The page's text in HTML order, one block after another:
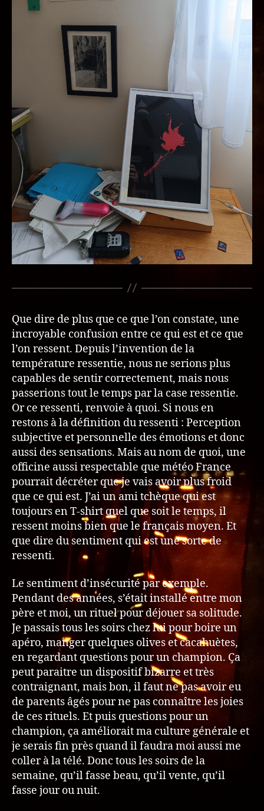
Que dire de plus que ce que l’on constate, une
incroyable confusion entre ce qui est et ce que
l’on ressent. Depuis l’invention de la
température ressentie, nous ne serions plus
capables de sentir correctement, mais nous
passerions tout le temps par la case ressentie.
Or ce ressenti, renvoie à quoi. Si nous en
restons à la définition du ressenti : Perception
subjective et personnelle des émotions et donc
aussi des sensations. Mais au nom de quoi, une
officine aussi respectable que météo France
pourrait décréter que je vais avoir plus froid
que ce qui est. J’ai un ami tchèque qui est
toujours en T-shirt quel que soit le temps, il
ressent moins bien que le français moyen. Et
que dire du sentiment qui est une sorte de
ressenti.
Le sentiment d’insécurité par exemple.
Pendant des années, s’était installé entre mon
père et moi, un rituel pour déjouer sa solitude.
Je passais tous les soirs chez lui pour boire un
apéro, manger quelques olives et cacahuètes,
en regardant questions pour un champion. Ça
peut paraitre un dispositif bizarre et très
contraignant, mais bon, il faut ne pas avoir eu
de parents âgés pour ne pas connaître les joies
de ces rituels. Et puis questions pour un
champion, ça améliorait ma culture générale et
je serais fin près quand il faudra moi aussi me
coller à la télé. Donc tous les soirs de la
semaine, qu’il fasse beau, qu’il vente, qu’il
fasse jour ou nuit.